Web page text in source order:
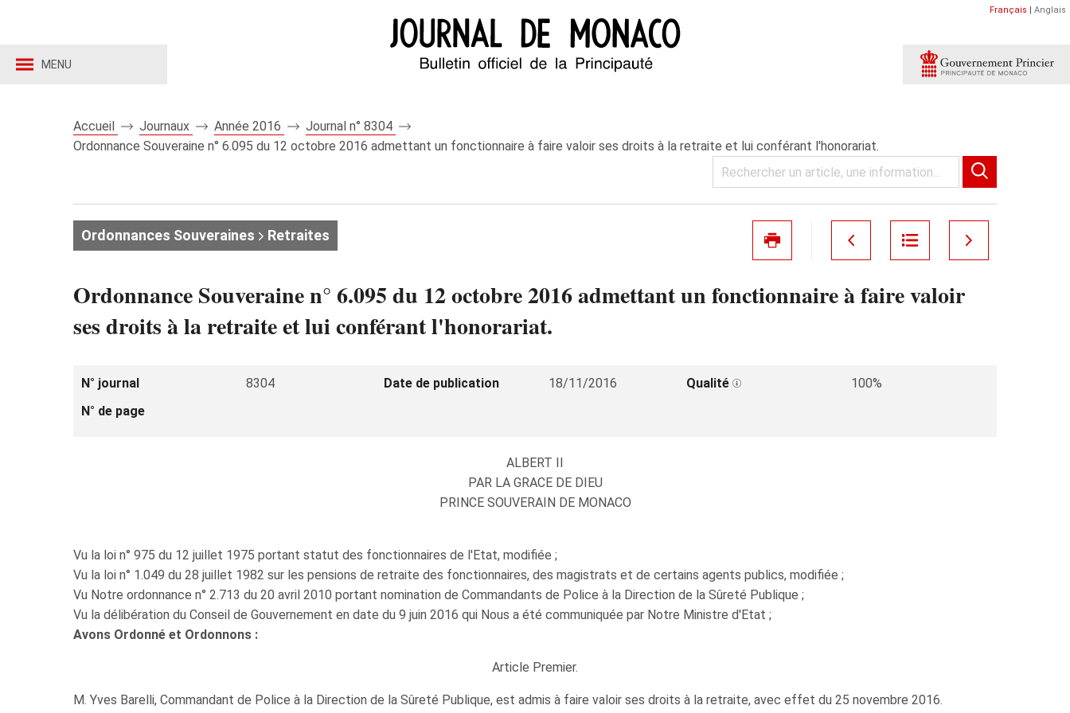
MENU
Français | Anglais
Accueil Journaux Année 2016
Journal n° 8304
Ordonnance Souveraine n° 6.095 du 12 octobre 2016 admettant un fonctionnaire à faire valoir ses droits à la retraite et lui conférant l'honorariat.
Ordonnances Souveraines Retraites
Ordonnance Souveraine n° 6.095 du 12 octobre 2016 admettant un fonctionnaire à faire valoir
ses droits à la retraite et lui conférant l'honorariat.
N° journal 8304 Date de publication 18/11/2016 Qualité
100%
N° de page
ALBERT II
PAR LA GRACE DE DIEU
PRINCE SOUVERAIN DE MONACO
Vu la loi n° 975 du 12 juillet 1975 portant statut des fonctionnaires de l'Etat, modifiée ;
Vu la loi n° 1.049 du 28 juillet 1982 sur les pensions de retraite des fonctionnaires, des magistrats et de certains agents publics, modifiée ;
Vu Notre ordonnance n° 2.713 du 20 avril 2010 portant nomination de Commandants de Police à la Direction de la Sûreté Publique ;
Vu la délibération du Conseil de Gouvernement en date du 9 juin 2016 qui Nous a été communiquée par Notre Ministre d'Etat ;
Avons Ordonné et Ordonnons :
Article Premier.
M. Yves Barelli, Commandant de Police à la Direction de la Sûreté Publique, est admis à faire valoir ses droits à la retraite, avec effet du 25 novembre 2016.